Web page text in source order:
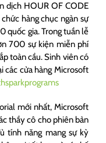
dịch HOUR OF CODE
hàng chục ngàn sự
quốc gia. Trong tuần lễ
700 sự kiện miễn phí
toàn cầu. Sinh viên có
các cửa hàng Microsoft
mới nhất, Microsoft
thầy cô cho phiên bản
tính năng mang sự kỳ